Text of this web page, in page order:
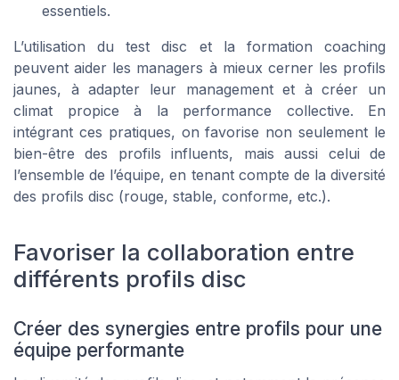
essentiels.
L’utilisation du test disc et la formation coaching
peuvent aider les managers à mieux cerner les profils
jaunes, à adapter leur management et à créer un
climat propice à la performance collective. En
intégrant ces pratiques, on favorise non seulement le
bien-être des profils influents, mais aussi celui de
l’ensemble de l’équipe, en tenant compte de la diversité
des profils disc (rouge, stable, conforme, etc.).
Favoriser la collaboration entre
différents profils disc
Créer des synergies entre profils pour une
équipe performante